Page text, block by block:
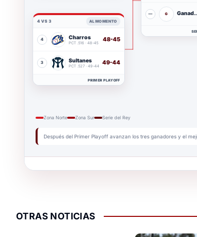
4 VS 3 AL MOMENTO
4 JAL Charros
PCT .516 · 48-45 48-45
3 MTY Sultanes
PCT .527 · 49-44 49-44
PRIMER PLAYOFF
— G
Zona Norte Zona Sur Serie del Rey
Después del Primer Playoff avanzan los tres ganadores y el
OTRAS NOTICIAS